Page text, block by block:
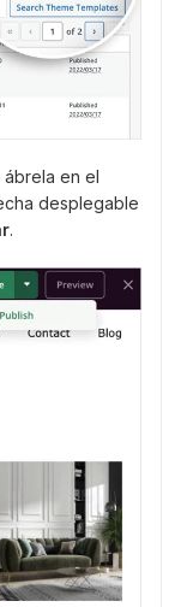
en el
desplegable
.